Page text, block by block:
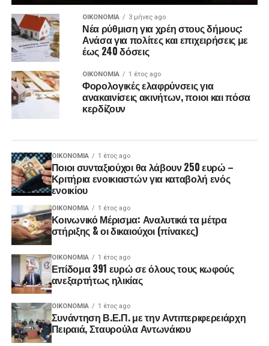
ΟΙΚΟΝΟΜΊΑ 3 μήνες ago
Νέα ρύθμιση για χρέη στους δήμους:
Ανάσα για πολίτες και επιχειρήσεις με
έως 240 δόσεις
ΟΙΚΟΝΟΜΊΑ 1 έτος ago
Φορολογικές ελαφρύνσεις για
ανακαινίσεις ακινήτων, ποιοι και πόσα
κερδίζουν
ΟΙΚΟΝΟΜΊΑ 1 έτος ago
Ποιοι συνταξιούχοι θα λάβουν 250 ευρώ –
Κριτήρια ενοικιαστών για καταβολή ενός
ενοικίου
ΟΙΚΟΝΟΜΊΑ 1 έτος ago
Κοινωνικό Μέρισμα: Αναλυτικά τα μέτρα
στήριξης & οι δικαιούχοι (πίνακες)
ΟΙΚΟΝΟΜΊΑ 1 έτος ago
Επίδομα 391 ευρώ σε όλους τους κωφούς
ανεξαρτήτως ηλικίας
ΟΙΚΟΝΟΜΊΑ 1 έτος ago
Συνάντηση Β.Ε.Π. με την Αντιπεριφερειάρχη
Πειραιά, Σταυρούλα Αντωνάκου